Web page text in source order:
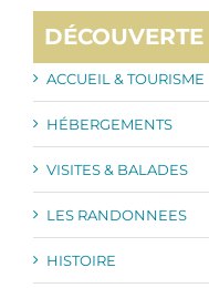
DÉCOUVERTE
ACCUEIL & TOURISME
HÉBERGEMENTS
VISITES & BALADES
LES RANDONNEES
HISTOIRE